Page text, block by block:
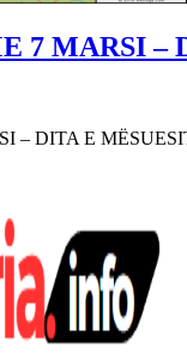
7 MARSI –
DITA E